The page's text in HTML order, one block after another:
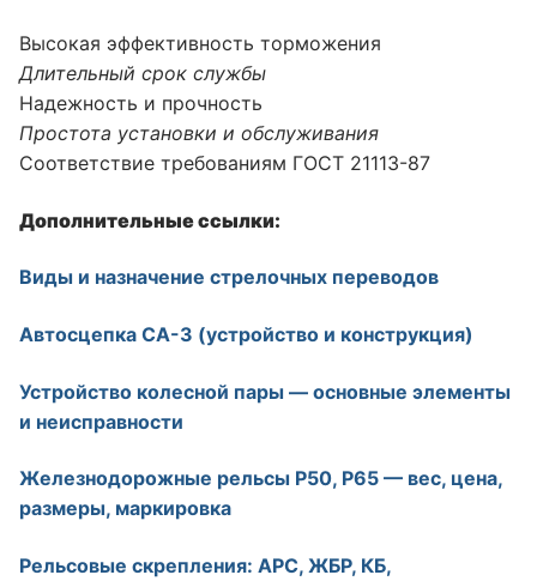
Высокая эффективность торможения
Длительный срок службы
Надежность и прочность
Простота установки и обслуживания
Соответствие требованиям ГОСТ 21113-87
Дополнительные ссылки:
Виды и назначение стрелочных переводов
Автосцепка СА-3 (устройство и конструкция)
Устройство колесной пары — основные элементы
и неисправности
Железнодорожные рельсы Р50, Р65 — вес, цена,
размеры, маркировка
Рельсовые скрепления: АРС, ЖБР, КБ,